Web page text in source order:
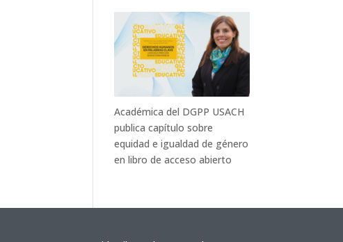
Académica del DGPP USACH
publica capítulo sobre
equidad e igualdad de género
en libro de acceso abierto